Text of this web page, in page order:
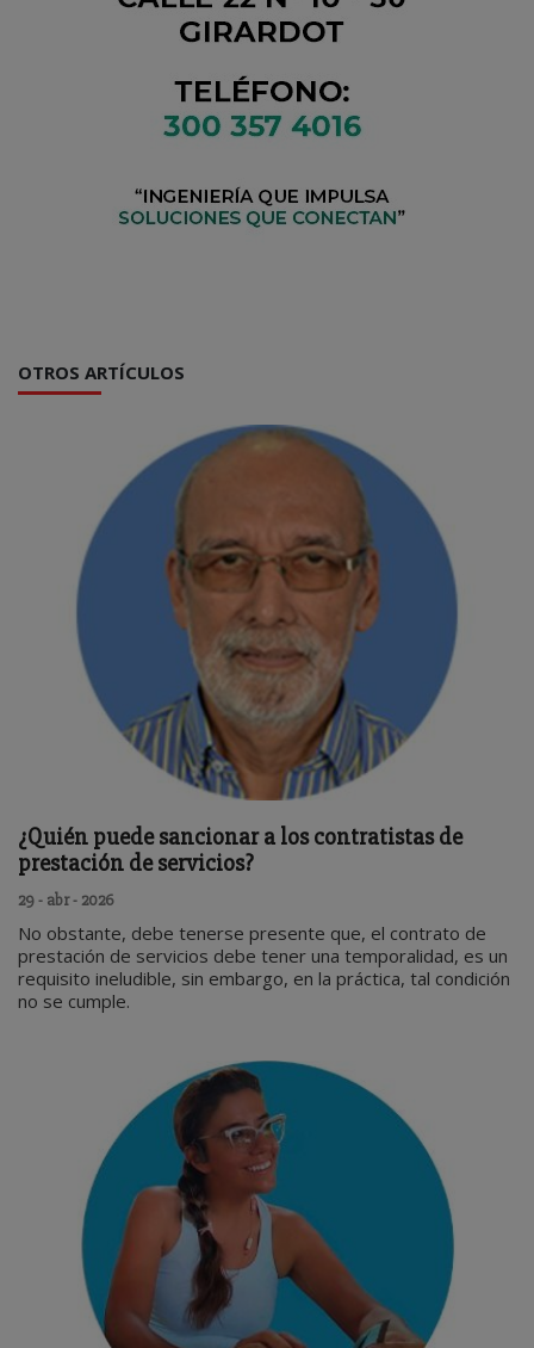
OTROS ARTÍCULOS
¿Quién puede sancionar a los contratistas de
prestación de servicios?
29 - abr - 2026
No obstante, debe tenerse presente que, el contrato de
prestación de servicios debe tener una temporalidad, es un
requisito ineludible, sin embargo, en la práctica, tal condición
no se cumple.